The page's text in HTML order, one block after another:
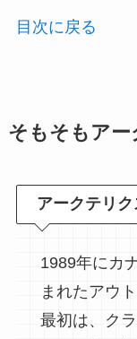
目次に戻る
そもそもアー
アークテリ
1989年にカ
まれたアウ
最初は、ク